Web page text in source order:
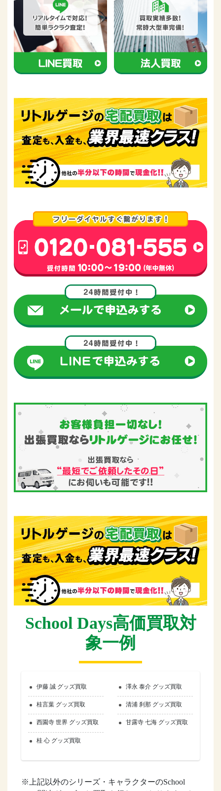
School Days高価買取対
象一例
伊藤 誠 グッズ買取
桂言葉 グッズ買取
西園寺 世界 グッズ買取
桂 心 グッズ買取
澤永 泰介 グッズ買取
清浦 刹那 グッズ買取
甘露寺 七海 グッズ買取
※上記以外のシリーズ・キャラクターのSchool